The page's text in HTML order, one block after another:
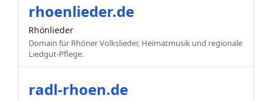
rhoenlieder.de
Rhönlieder
Domain für Rhöner Volkslieder, Heimatmusik und regionale
Liedgut-Pflege.
radl-rhoen.de